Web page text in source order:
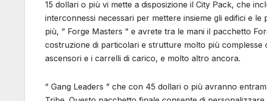
15 dollari o più vi mette a disposizione il City Pack, che
interconnessi necessari per mettere insieme gli edifici e
più, ” Forge Masters ” e avrete tra le mani il pacchetto
costruzione di particolari e strutture molto più complesse
ascensori e i carrelli di carico, e molto altro ancora.
” Gang Leaders ” che con 45 dollari o più avranno